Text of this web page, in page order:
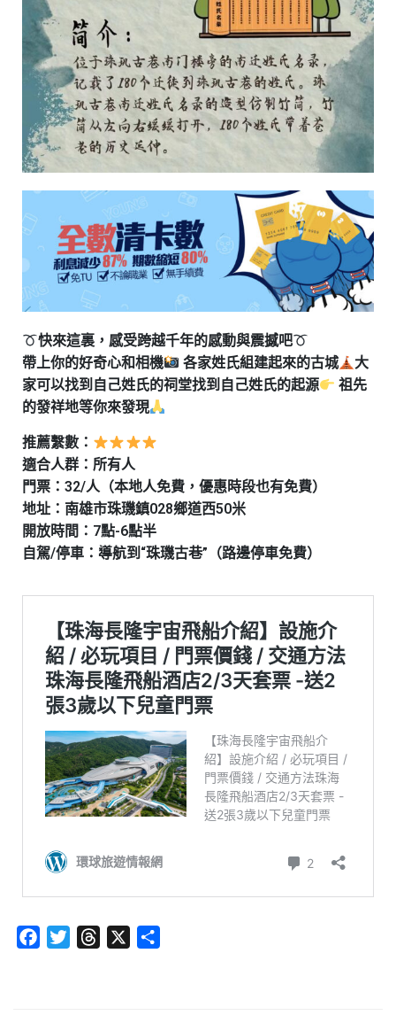
快來這裏，感受跨越千年的感動與震撼吧
帶上你的好奇心和相機
各家姓氏組建起來的古城
大
家可以找到自己姓氏的祠堂找到自己姓氏的起源
祖先
的發祥地等你來發現
推薦繫數：
適合人群：所有人
門票：32/人（本地人免費，優惠時段也有免費）
地址：南雄市珠璣鎮028鄉道西50米
開放時間：7點-6點半
自駕/停車：導航到“珠璣古巷”（路邊停車免費）
FacebookTwitterThreads